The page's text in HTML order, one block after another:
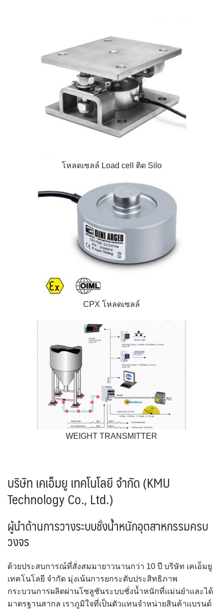
โหลดเซลล์ Load cell ติด Silo
CPX โหลดเซลล์
WEIGHT TRANSMITTER
บริษัท เคเอ็มยู เทคโนโลยี จำกัด (KMU
Technology Co., Ltd.)
ผู้นำด้านการวางระบบชั่งน้ำหนักอุตสาหกรรมครบ
วงจร
ด้วยประสบการณ์ที่สั่งสมมายาวนานกว่า 10 ปี บริษัท เคเอ็มยู
เทคโนโลยี จำกัด มุ่งเน้นการยกระดับประสิทธิภาพ
กระบวนการผลิตผ่านโซลูชันระบบชั่งน้ำหนักที่แม่นยำและได้
มาตรฐานสากล เราภูมิใจที่เป็นตัวแทนจำหน่ายสินค้าแบรนด์